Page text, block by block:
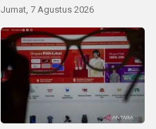
Jumat, 7 Agustus 2026